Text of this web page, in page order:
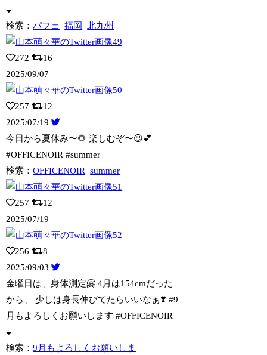
検索：パフェ 福岡 北九州
272
16
2025/09/07
257
12
2025/07/19
今日から夏休み〜🌻 楽しむぞ〜😉💕
#OFFICENOIR #summer
検索：OFFICENOIR summer
257
12
2025/07/19
256
8
2025/09/03
金曜日は、身体測定🤗 4月は154cmだった
から、 少しは身長伸びてたらいいなぁ❣️ #9
月もよろしくお願いします #OFFICENOIR
検索：9月もよろしくお願いしま